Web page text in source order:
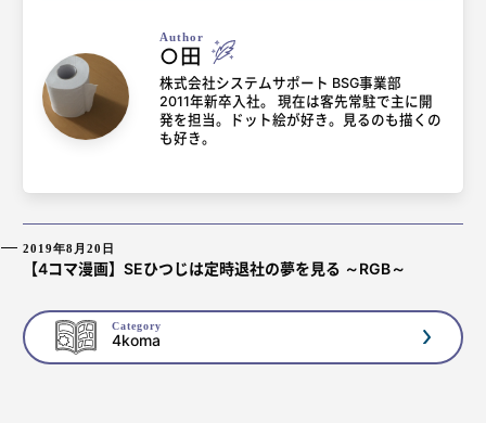
Author
○田
株式会社システムサポート BSG事業部
2011年新卒入社。 現在は客先常駐で主に開
発を担当。ドット絵が好き。見るのも描くの
も好き。
2019年8月20日
【4コマ漫画】SEひつじは定時退社の夢を見る ～RGB～
Category
4koma